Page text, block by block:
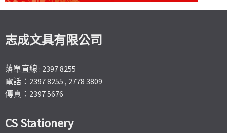
志成文具有限公司
落單直線 : 2397 8255
電話：2397 8255 , 2778 3809
傳真：2397 5676
CS Stationery